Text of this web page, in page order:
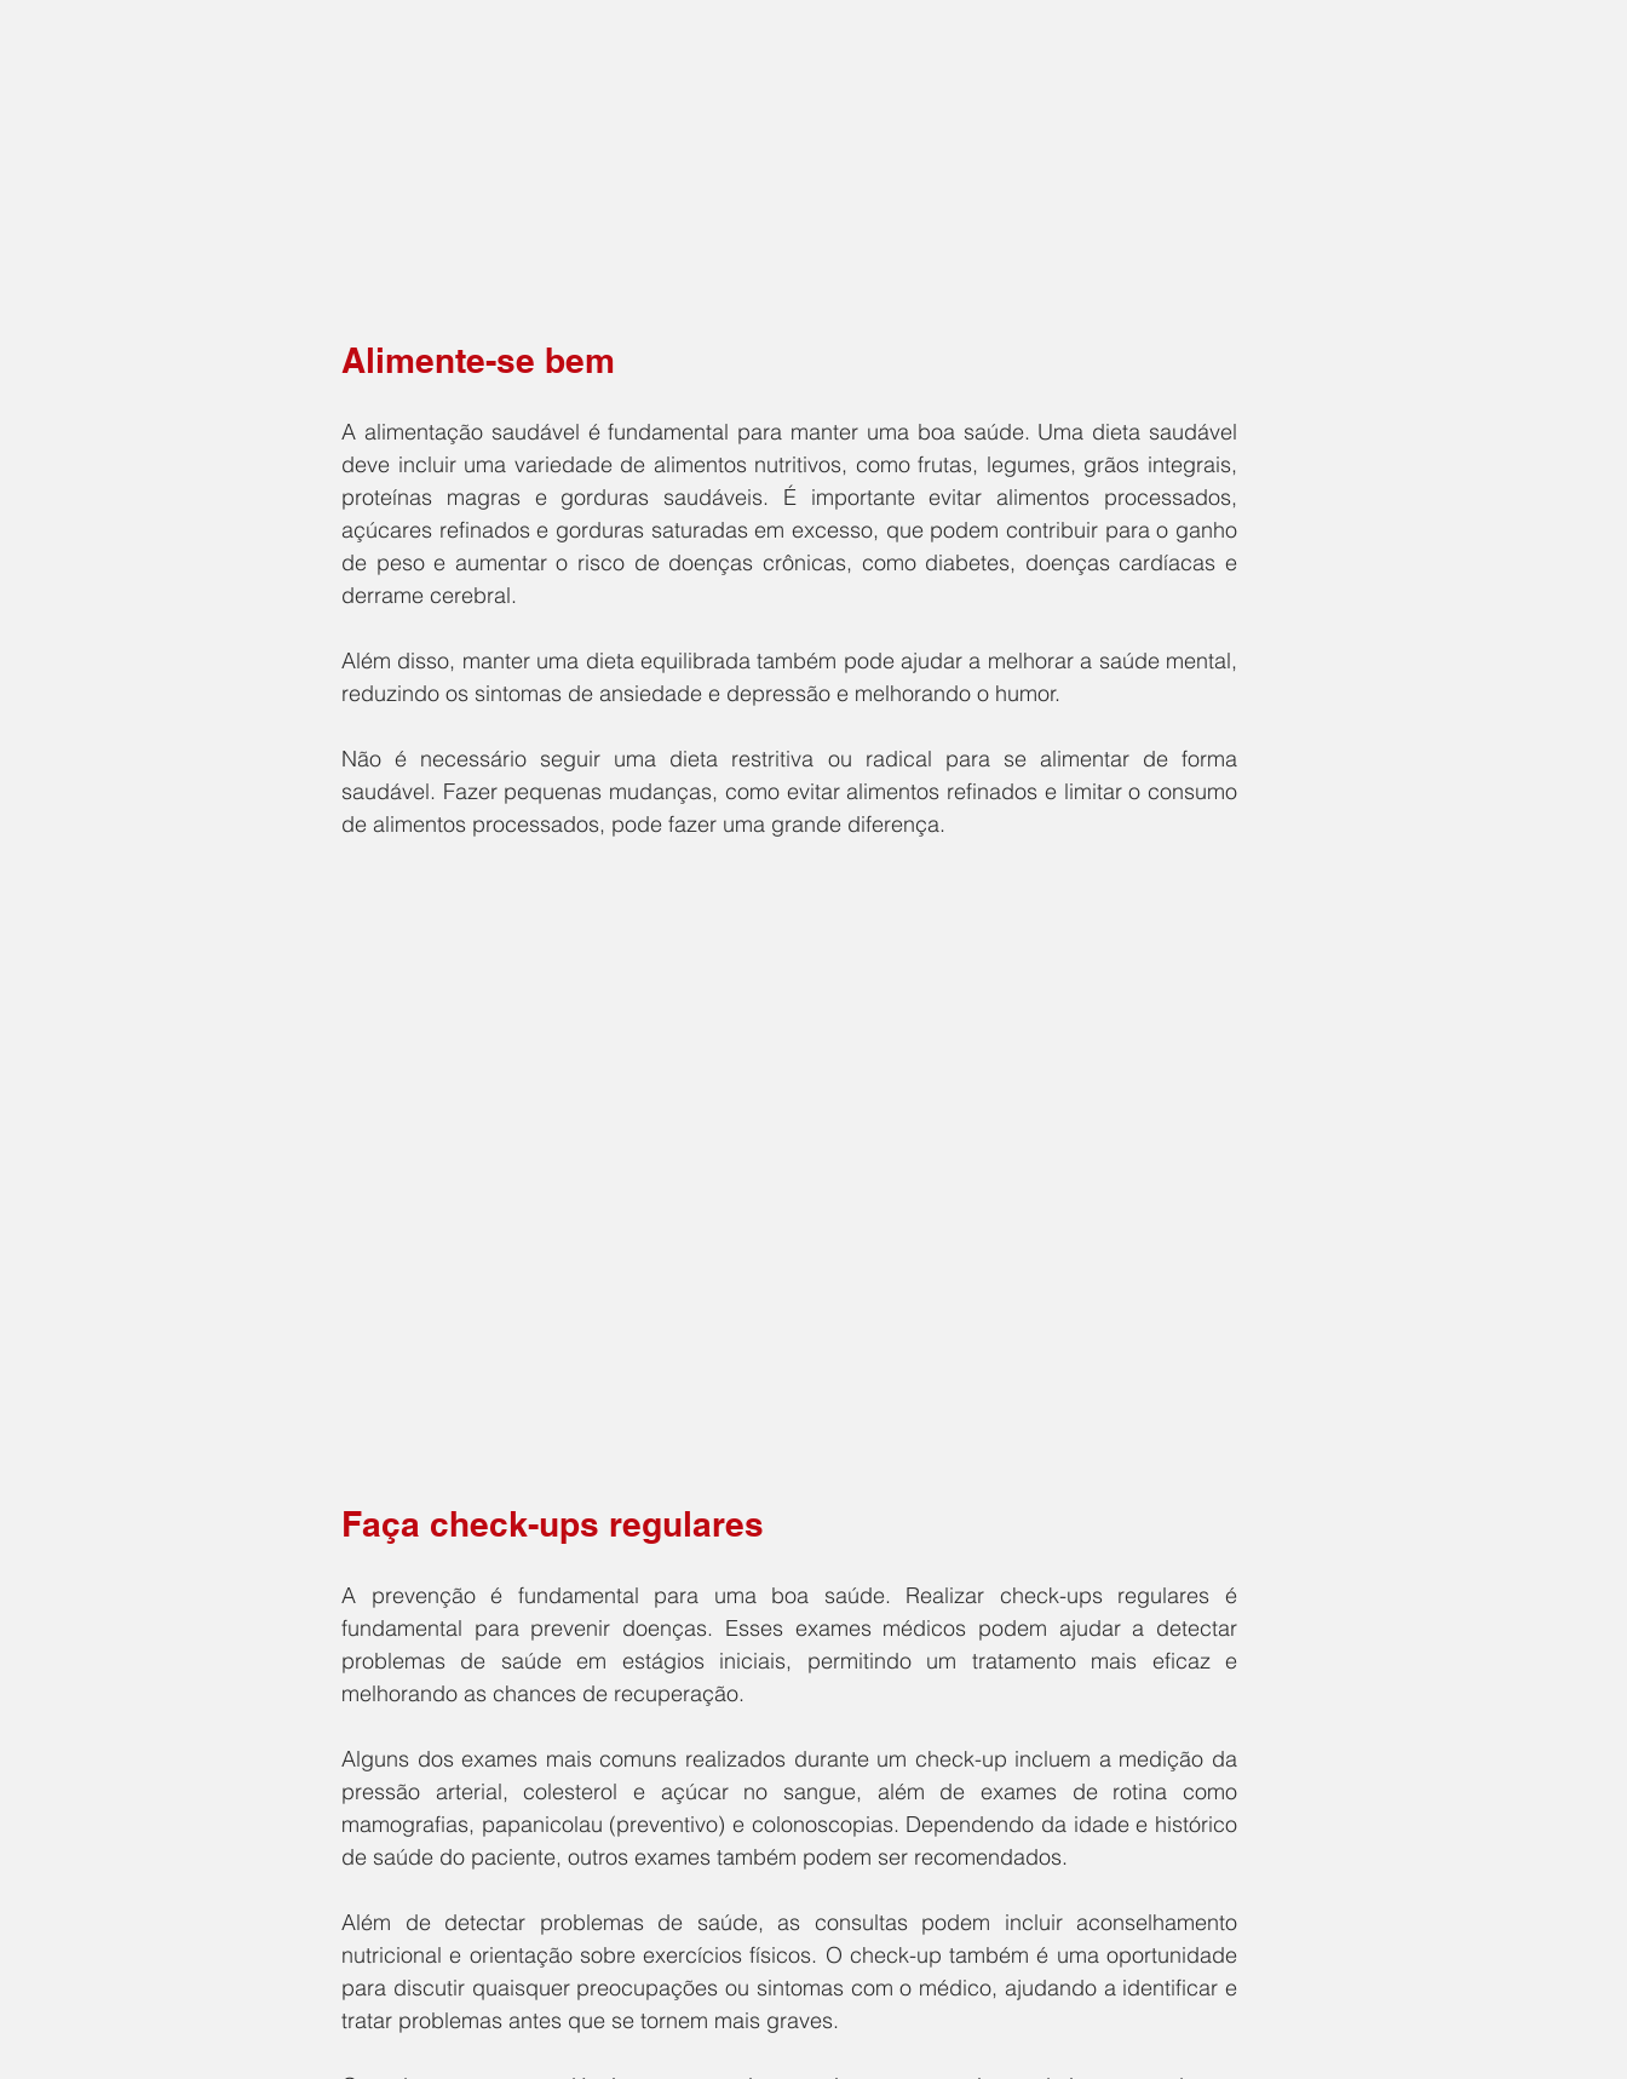
Alimente-se bem
A alimentação saudável é fundamental para manter uma boa saúde. Uma dieta saudável
deve incluir uma variedade de alimentos nutritivos, como frutas, legumes, grãos integrais,
proteínas magras e gorduras saudáveis. É importante evitar alimentos processados,
açúcares refinados e gorduras saturadas em excesso, que podem contribuir para o ganho
de peso e aumentar o risco de doenças crônicas, como diabetes, doenças cardíacas e
derrame cerebral.
Além disso, manter uma dieta equilibrada também pode ajudar a melhorar a saúde mental,
reduzindo os sintomas de ansiedade e depressão e melhorando o humor.
Não é necessário seguir uma dieta restritiva ou radical para se alimentar de forma
saudável. Fazer pequenas mudanças, como evitar alimentos refinados e limitar o consumo
de alimentos processados, pode fazer uma grande diferença.
Faça check-ups regulares
A prevenção é fundamental para uma boa saúde. Realizar check-ups regulares é
fundamental para prevenir doenças. Esses exames médicos podem ajudar a detectar
problemas de saúde em estágios iniciais, permitindo um tratamento mais eficaz e
melhorando as chances de recuperação.
Alguns dos exames mais comuns realizados durante um check-up incluem a medição da
pressão arterial, colesterol e açúcar no sangue, além de exames de rotina como
mamografias, papanicolau (preventivo) e colonoscopias. Dependendo da idade e histórico
de saúde do paciente, outros exames também podem ser recomendados.
Além de detectar problemas de saúde, as consultas podem incluir aconselhamento
nutricional e orientação sobre exercícios físicos. O check-up também é uma oportunidade
para discutir quaisquer preocupações ou sintomas com o médico, ajudando a identificar e
tratar problemas antes que se tornem mais graves.